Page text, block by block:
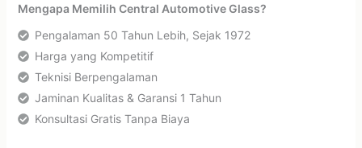
Mengapa Memilih Central Automotive Glass?
Pengalaman 50 Tahun Lebih, Sejak 1972
Harga yang Kompetitif
Teknisi Berpengalaman
Jaminan Kualitas & Garansi 1 Tahun
Konsultasi Gratis Tanpa Biaya